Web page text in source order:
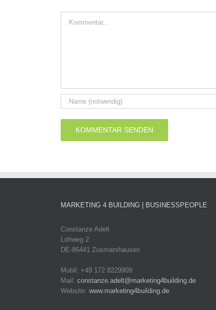
MARKETING 4 BUILDING | BUSINESSPEOPLE
Constanze Adelt
Lohweg 2
DE-86441 Zusmarshausen
Mobil: +49 172 8229909
Mail: constanze.adelt@marketing4building.de
Website: www.marketing4building.de